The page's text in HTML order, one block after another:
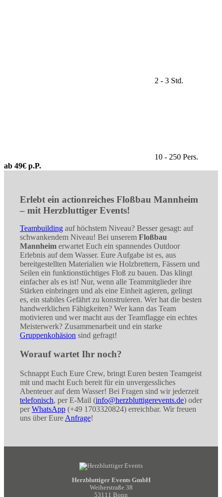
2 - 3 Std.
10 - 250 Pers.
ab 49€ p.P.
Erlebt ein actionreiches Floßbau Mannheim
– mit Herzbluttiger Events!
Teambuilding auf höchstem Niveau? Besser gesagt: auf
schwankendem Niveau! Bei unserem Floßbau
Mannheim erwartet Euch ein spannendes Outdoor
Erlebnis auf dem Wasser. Eure Aufgabe ist es, aus
bereitgestellten Materialien wie Holzbrettern, Fässern und
Seilen ein funktionstüchtiges Floß zu bauen. Das klingt
einfacher als es ist! Nur, wenn alle Teammitglieder ihre
Stärken einbringen und als eine Einheit agieren, gelingt
es, ein stabiles Gefährt zu konstruieren. Wer hat die besten
handwerklichen Fähigkeiten? Wer kann das Team
motivieren und wer macht aus der Teamflagge ein echtes
Meisterwerk? Zusammenarbeit und ein starke
Gruppenkohäsion sind gefragt!
Worauf wartet Ihr noch?
Schnappt Euch Eure Crew, bringt Euren besten Teamgeist
mit und macht Euch bereit für ein unvergessliches
Abenteuer auf dem Wasser! Bei Fragen sind wir jederzeit
telefonisch, per E-Mail (info@herzbluttigerevents.de) oder
perWhatsApp (+49 1703320824) erreichbar. Wir freuen
uns über Eure Anfrage!
Herzbluttiger Events GmbH
Weiherstraße 38
53111 Bonn